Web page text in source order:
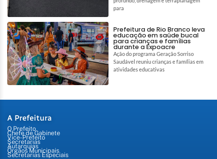
para
Prefeitura de Rio Branco leva
educação em saúde bucal
para crianças e famílias
durante a Expoacre
Ação do programa Geração Sorriso
Saudável reuniu crianças e famílias em
atividades educativas
A Prefeitura
O Prefeito
Chefe de Gabinete
Vice-Prefeito
Secretarias
Autarquias
Órgãos Municipais
Secretarias Especiais